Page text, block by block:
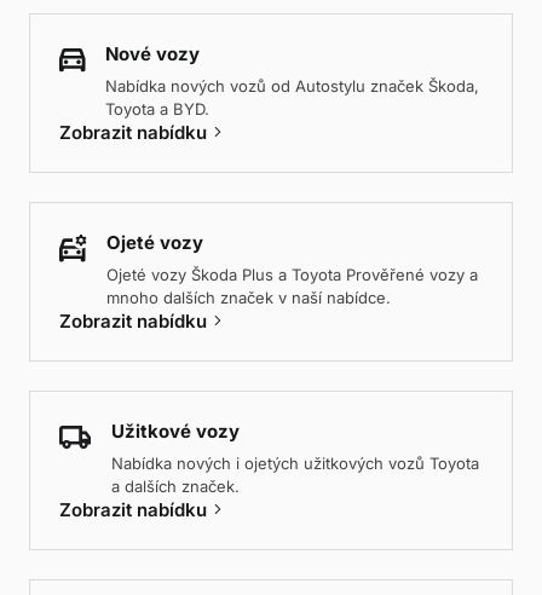
Nové vozy
Nabídka nových vozů od Autostylu značek Škoda,
Toyota a BYD.
Zobrazit nabídku keyboard_arrow_right
Ojeté vozy
Ojeté vozy Škoda Plus a Toyota Prověřené vozy a
mnoho dalších značek v naší nabídce.
Zobrazit nabídku keyboard_arrow_right
Užitkové vozy
Nabídka nových i ojetých užitkových vozů Toyota
a dalších značek.
Zobrazit nabídku keyboard_arrow_right